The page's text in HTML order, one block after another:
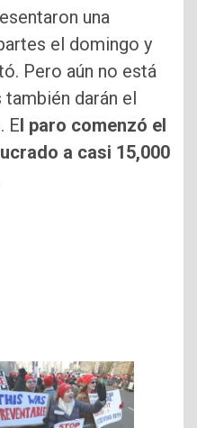
una
el domingo y
Pero aún no está
darán el
El paro comenzó el
a casi 15,000